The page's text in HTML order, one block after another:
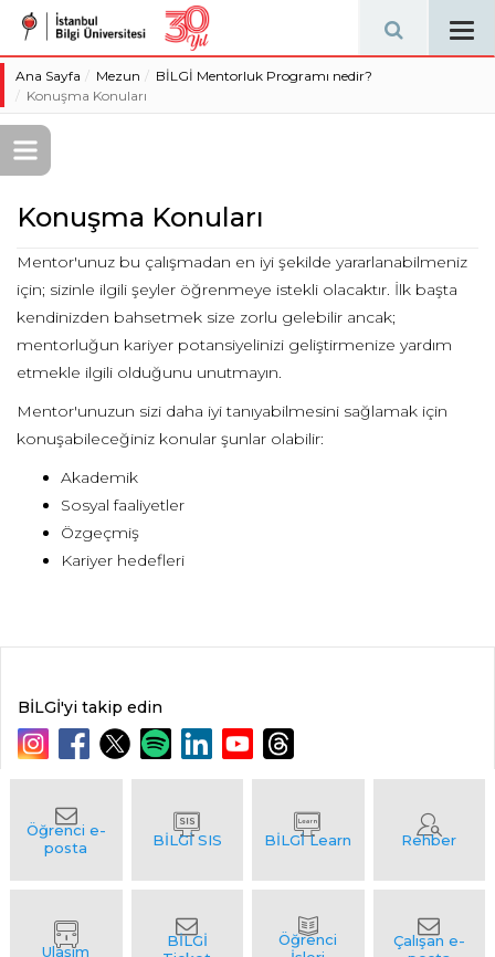
Ana Sayfa Mezun
BİLGİ Mentorluk Programı nedir?
Konuşma Konuları
Konuşma Konuları
Mentor'unuz bu çalışmadan en iyi şekilde yararlanabilmeniz
için; sizinle ilgili şeyler öğrenmeye istekli olacaktır. İlk başta
kendinizden bahsetmek size zorlu gelebilir ancak;
mentorluğun kariyer potansiyelinizi geliştirmenize yardım
etmekle ilgili olduğunu unutmayın.
Mentor'unuzun sizi daha iyi tanıyabilmesini sağlamak için
konuşabileceğiniz konular şunlar olabilir:
Akademik
Sosyal faaliyetler
Özgeçmiş
Kariyer hedefleri
BİLGİ'yi takip edin